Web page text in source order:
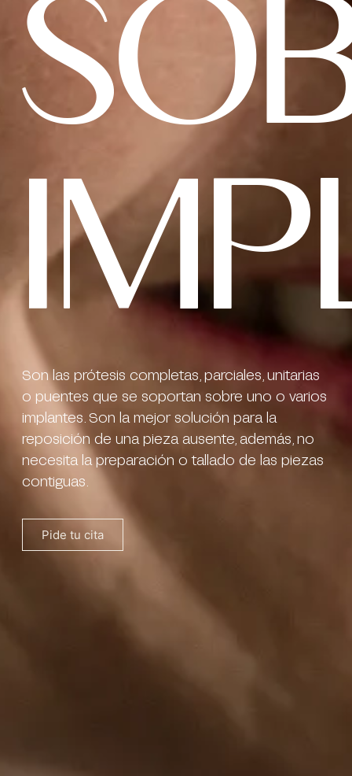
Son las prótesis completas, parciales, unitarias
o puentes que se soportan sobre uno o varios
implantes. Son la mejor solución para la
reposición de una pieza ausente, además, no
necesita la preparación o tallado de las piezas
contiguas.
Pide tu cita